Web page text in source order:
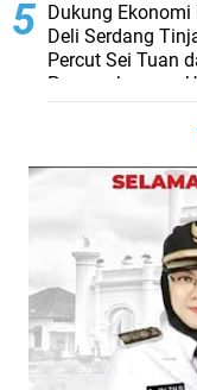
Dukung Ekonomi
Deli Serdang
Percut Sei Tuan
Pengembangan